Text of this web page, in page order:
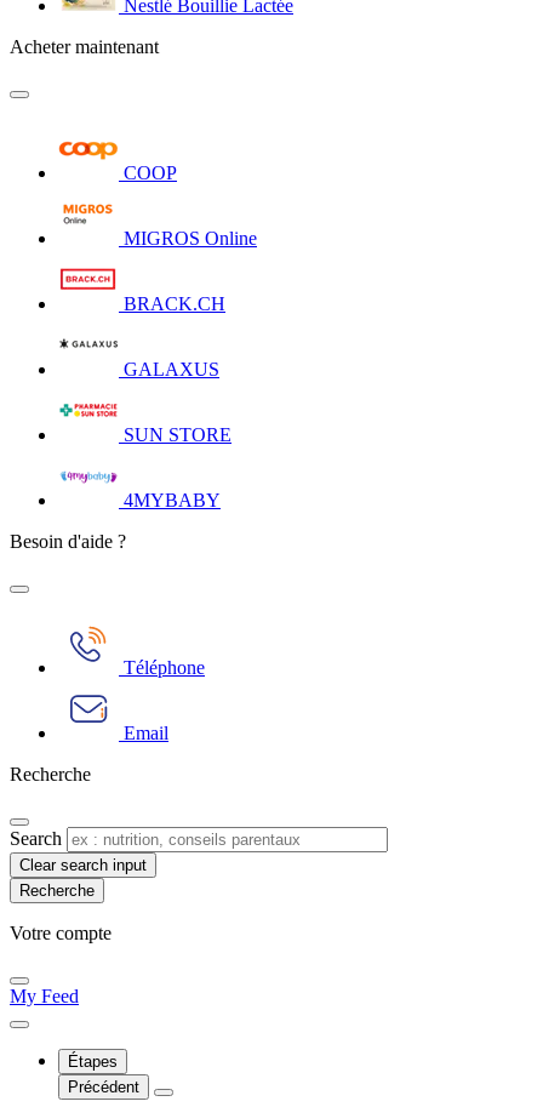
Nestlé Bouillie Lactée
Acheter maintenant
COOP
MIGROS Online
BRACK.CH
GALAXUS
SUN STORE
4MYBABY
Besoin d'aide ?
Téléphone
Email
Recherche
Search
Clear search input
Votre compte​
My Feed
Étapes
Précédent